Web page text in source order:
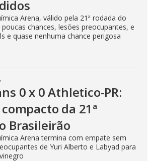
Arena, válido pela 21ª rodada do
chances, lesões preocupantes, e
e quase nenhuma chance perigosa
0 x 0 Athletico-PR:
da 21ª
Brasileirão
Arena termina com empate sem
de Yuri Alberto e Labyad para